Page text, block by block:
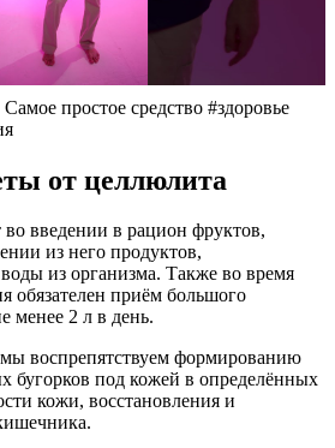
простое средство #здоровье
от целлюлита
во введении в рацион фруктов,
из него продуктов,
из организма. Также во время
обязателен приём большого
менее 2 л в день.
воспрепятствуем формированию
бугорков под кожей в определённых
кожи, восстановления и